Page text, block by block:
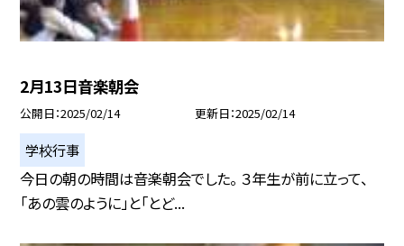
2月13日音楽朝会
公開日 2025/02/14 更新日 2025/02/14
学校行事
今日の朝の時間は音楽朝会でした。 ３年生が前に立って、
「あの雲のように」と「とど...